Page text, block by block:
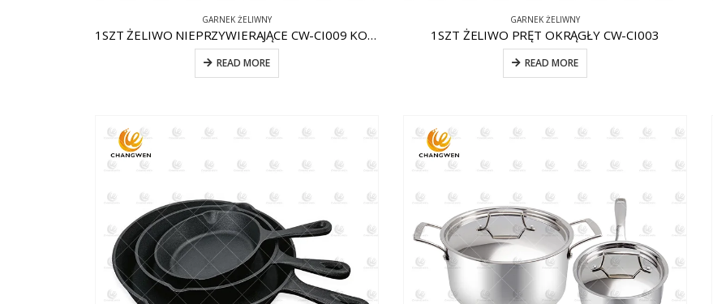
GARNEK ŻELIWNY
1SZT ŻELIWO NIEPRZYWIERAJĄCE CW-CI009 KOCIOŁ
READ MORE
GARNEK ŻELIWNY
1SZT ŻELIWO PRĘT OKRĄGŁY CW-CI003
READ MORE